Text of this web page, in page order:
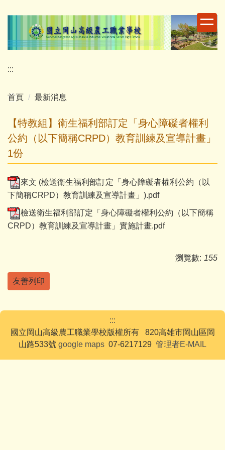
容
:::
首頁 最新消息
【特教組】衛生福利部訂定「身心障礙者權利
公約（以下簡稱CRPD）教育訓練及宣導計畫」
1份
來文 (檢送衛生福利部訂定「身心障礙者權利公約（以
下簡稱CRPD）教育訓練及宣導計畫」).pdf
檢送衛生福利部訂定「身心障礙者權利公約（以下簡稱
CRPD）教育訓練及宣導計畫」實施計畫.pdf
瀏覽數: 155
友善列印
:::
國立岡山高級農工職業學校版權所有 820高雄市岡山區岡
山路533號 google maps 07-6217129 管理者E-MAIL